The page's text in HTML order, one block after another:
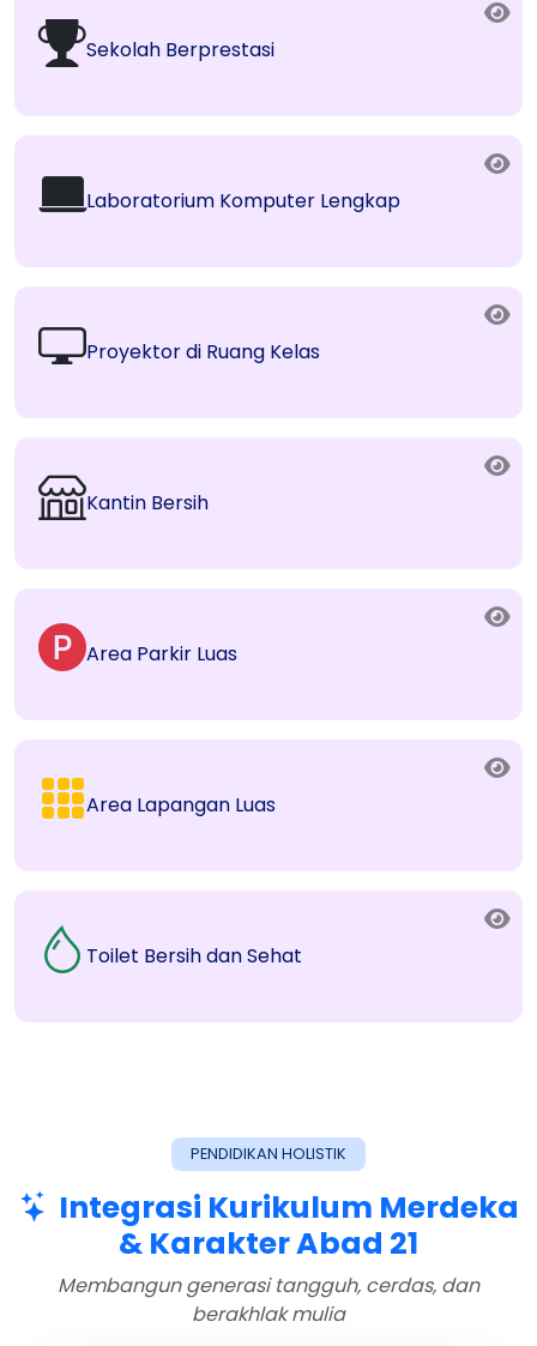
Sekolah Berprestasi
Laboratorium Komputer Lengkap
Proyektor di Ruang Kelas
Kantin Bersih
Area Parkir Luas
Area Lapangan Luas
Toilet Bersih dan Sehat
PENDIDIKAN HOLISTIK
Integrasi Kurikulum Merdeka
& Karakter Abad 21
Membangun generasi tangguh, cerdas, dan
berakhlak mulia